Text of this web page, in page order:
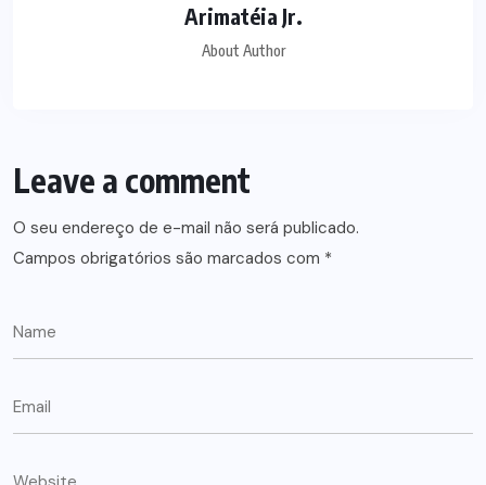
Arimatéia Jr.
About Author
Leave a comment
O seu endereço de e-mail não será publicado.
Campos obrigatórios são marcados com *